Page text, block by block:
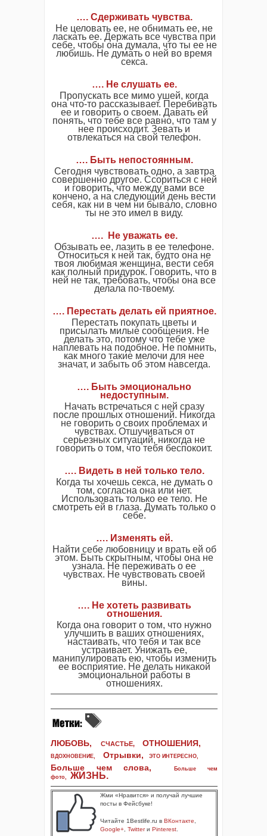
…. Сдерживать чувства.
Не целовать ее, не обнимать ее, не
ласкать ее. Держать все чувства при
себе, чтобы она думала, что ты ее не
любишь. Не думать о ней во время
секса.
…. Не слушать ее.
Пропускать все мимо ушей, когда
она что-то рассказывает. Перебивать
ее и говорить о своем. Давать ей
понять, что тебе все равно, что там у
нее происходит. Зевать и
отвлекаться на свой телефон.
…. Быть непостоянным.
Сегодня чувствовать одно, а завтра
совершенно другое. Ссориться с ней
и говорить, что между вами все
кончено, а на следующий день вести
себя, как ни в чем ни бывало, словно
ты не это имел в виду.
…. Не уважать ее.
Обзывать ее, лазить в ее телефоне.
Относиться к ней так, будто она не
твоя любимая женщина, вести себя
как полный придурок. Говорить, что в
ней не так, требовать, чтобы она все
делала по-твоему.
…. Перестать делать ей приятное.
Перестать покупать цветы и
присылать милые сообщения. Не
делать это, потому что тебе уже
наплевать на подобное. Не помнить,
как много такие мелочи для нее
значат, и забыть об этом навсегда.
…. Быть эмоционально
недоступным.
Начать встречаться с ней сразу
после прошлых отношений. Никогда
не говорить о своих проблемах и
чувствах. Отшучиваться от
серьезных ситуаций, никогда не
говорить о том, что тебя беспокоит.
…. Видеть в ней только тело.
Когда ты хочешь секса, не думать о
том, согласна она или нет.
Использовать только ее тело. Не
смотреть ей в глаза. Думать только о
себе.
…. Изменять ей.
Найти себе любовницу и врать ей об
этом. Быть скрытным, чтобы она не
узнала. Не переживать о ее
чувствах. Не чувствовать своей
вины.
…. Не хотеть развивать
отношения.
Когда она говорит о том, что нужно
улучшить в ваших отношениях,
настаивать, что тебя и так все
устраивает. Унижать ее,
манипулировать ею, чтобы изменить
ее восприятие. Не делать никакой
эмоциональной работы в
отношениях.
ЛЮБОВЬ, СЧАСТЬЕ, ОТНОШЕНИЯ,
ВДОХНОВЕНИЕ, Отрывки, ЭТО ИНТЕРЕСНО,
Больше чем слова,
Больше чем
фото, ЖИЗНЬ.
Жми «Нравится» и получай лучшие
посты в Фейсбуке!
Читайте 1Bestlife.ru в ВКонтакте
Google+ Twitterи Pinterest